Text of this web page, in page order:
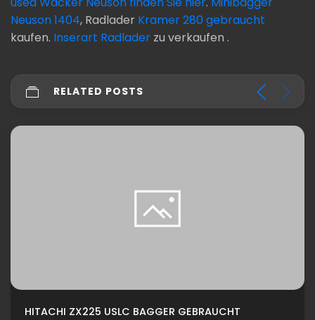
Neuson 1404, Radlader Kramer 280 gebraucht
kaufen. Inserart Radlader zu verkaufen .
RELATED POSTS
HITACHI ZX225 USLC BAGGER GEBRAUCHT